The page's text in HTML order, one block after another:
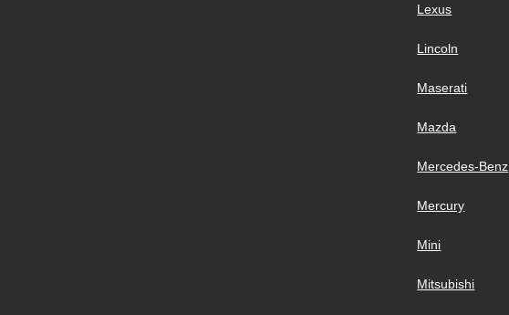
Lexus
Lincoln
Maserati
Mazda
Mercedes-Benz
Mercury
Mini
Mitsubishi